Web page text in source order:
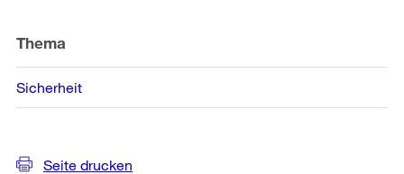
Thema
Sicherheit
Seite drucken